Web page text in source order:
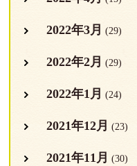
2022年3月 (29)
2022年2月 (29)
2022年1月 (24)
2021年12月 (23)
2021年11月 (30)